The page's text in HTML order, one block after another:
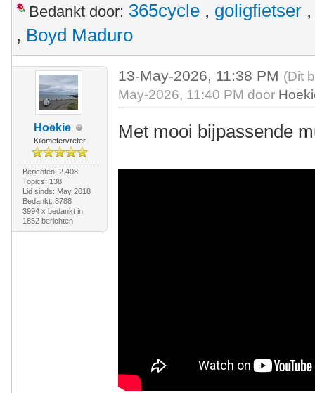
Bedankt door: 365cycle , goligfietser
, Boyd Maduro
Hoekie
Kilometervreter
Berichten: 2.408
Topics: 138
Lid sinds: May 2018
Bedankt: 8788
3994 x bedankt in
1852 berichten
13-May-2026, 11:38 PM (Dit
May-2026, 11:40 PM door
Met mooi bijpassende